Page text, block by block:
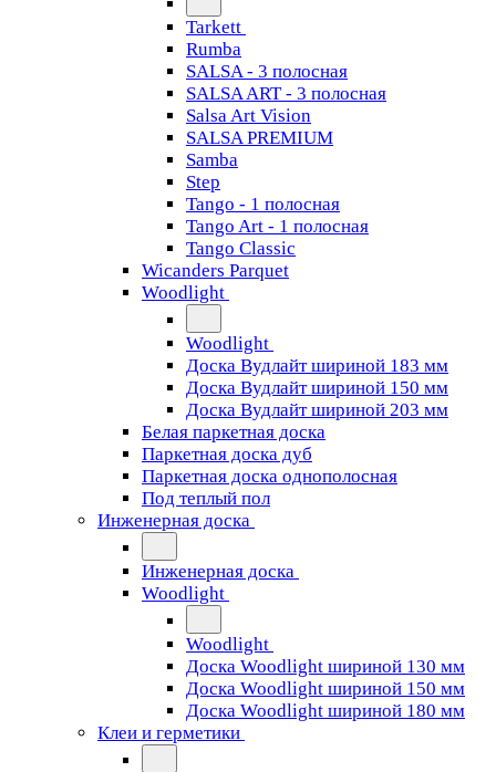
Tarkett
Rumba
SALSA - 3 полосная
SALSA ART - 3 полосная
Salsa Art Vision
SALSA PREMIUM
Samba
Step
Tango - 1 полосная
Tango Art - 1 полосная
Tango Classiс
Wicanders Parquet
Woodlight
Woodlight
Доска Вудлайт шириной 183 мм
Доска Вудлайт шириной 150 мм
Доска Вудлайт шириной 203 мм
Белая паркетная доска
Паркетная доска дуб
Паркетная доска однополосная
Под теплый пол
Инженерная доска
Инженерная доска
Woodlight
Woodlight
Доска Woodlight шириной 130 мм
Доска Woodlight шириной 150 мм
Доска Woodlight шириной 180 мм
Клеи и герметики